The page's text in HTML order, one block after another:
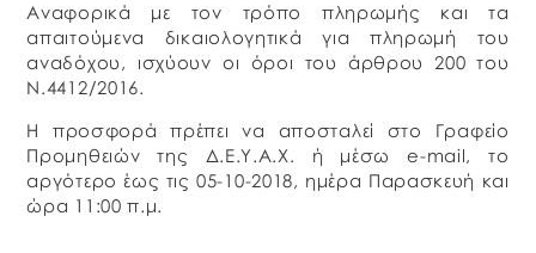
Αναφορικά με τον τρόπο πληρωμής και τα
απαιτούμενα δικαιολογητικά για πληρωμή του
αναδόχου, ισχύουν οι όροι του άρθρου 200 του
Ν.4412/2016.
Η προσφορά πρέπει να αποσταλεί στο Γραφείο
Προμηθειών της Δ.Ε.Υ.Α.Χ. ή μέσω e-mail, το
αργότερο έως τις 05-10-2018, ημέρα Παρασκευή και
ώρα 11:00 π.μ.